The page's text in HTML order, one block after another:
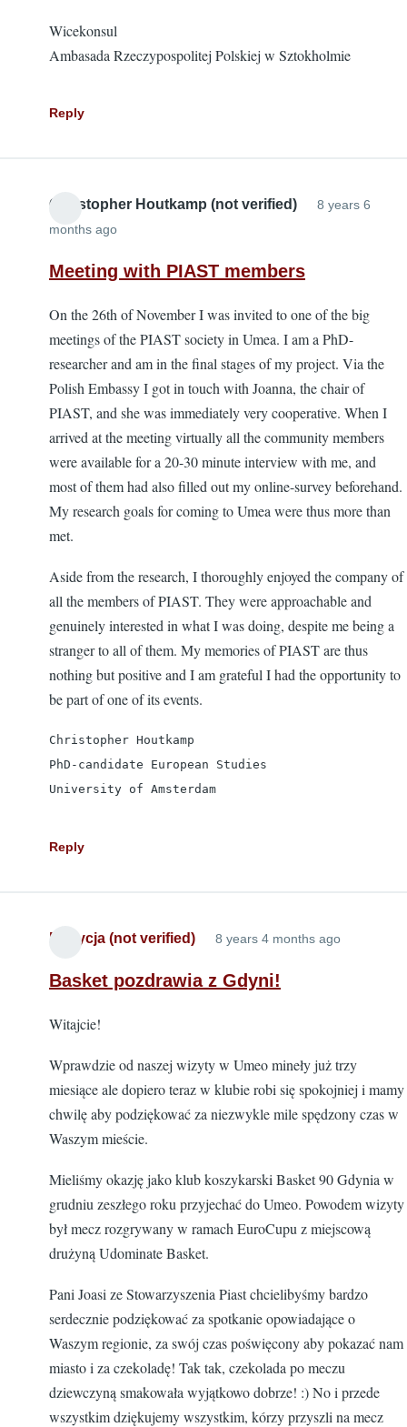
Wicekonsul
Ambasada Rzeczypospolitej Polskiej w Sztokholmie
Reply
Christopher Houtkamp (not verified)
8 years 6
months ago
Meeting with PIAST members
On the 26th of November I was invited to one of the big
meetings of the PIAST society in Umea. I am a PhD-
researcher and am in the final stages of my project. Via the
Polish Embassy I got in touch with Joanna, the chair of
PIAST, and she was immediately very cooperative. When I
arrived at the meeting virtually all the community members
were available for a 20-30 minute interview with me, and
most of them had also filled out my online-survey beforehand.
My research goals for coming to Umea were thus more than
met.
Aside from the research, I thoroughly enjoyed the company of
all the members of PIAST. They were approachable and
genuinely interested in what I was doing, despite me being a
stranger to all of them. My memories of PIAST are thus
nothing but positive and I am grateful I had the opportunity to
be part of one of its events.
Christopher Houtkamp
PhD-candidate European Studies
University of Amsterdam
Reply
Patrycja (not verified) 8 years 4 months ago
Basket pozdrawia z Gdyni!
Witajcie!
Wprawdzie od naszej wizyty w Umeo mineły już trzy
miesiące ale dopiero teraz w klubie robi się spokojniej i mamy
chwilę aby podziękować za niezwykle mile spędzony czas w
Waszym mieście.
Mieliśmy okazję jako klub koszykarski Basket 90 Gdynia w
grudniu zeszłego roku przyjechać do Umeo. Powodem wizyty
był mecz rozgrywany w ramach EuroCupu z miejscową
drużyną Udominate Basket.
Pani Joasi ze Stowarzyszenia Piast chcielibyśmy bardzo
serdecznie podziękować za spotkanie opowiadające o
Waszym regionie, za swój czas poświęcony aby pokazać nam
miasto i za czekoladę! Tak tak, czekolada po meczu
dziewczyną smakowała wyjątkowo dobrze! :) No i przede
wszystkim dziękujemy wszystkim, kórzy przyszli na mecz